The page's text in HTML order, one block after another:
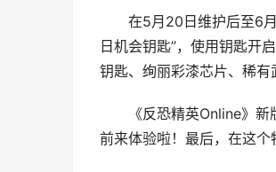
在5月20日维护后至6月2
日机会钥匙”，使用钥匙开
钥匙、绚丽彩漆芯片、稀有
《反恐精英Online》新版
前来体验啦！最后，在这个